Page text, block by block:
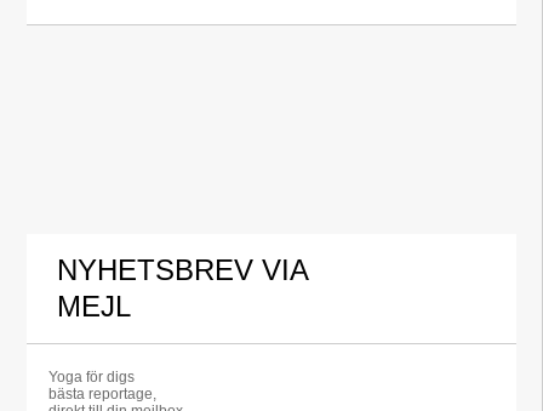
NYHETSBREV VIA
MEJL
Yoga för digs
bästa reportage,